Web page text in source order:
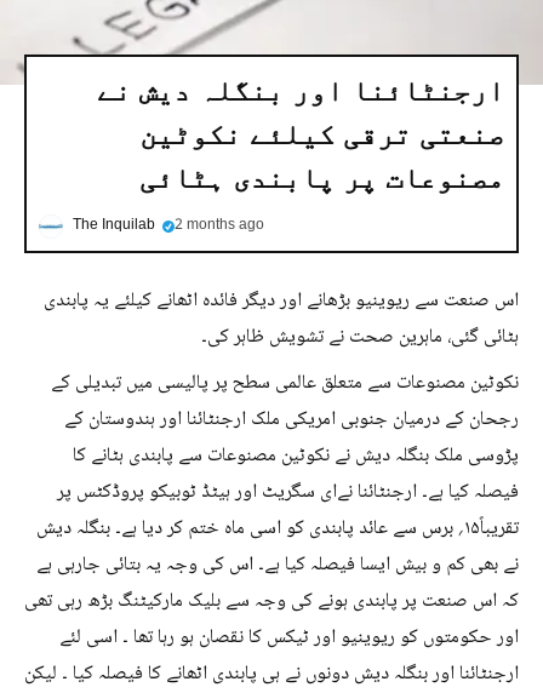
ارجنٹائنا اور بنگلہ دیش نے
صنعتی ترقی کیلئے نکوٹین
مصنوعات پر پابندی ہٹائی
The Inquilab 2 months ago
اس صنعت سے ریوینیو بڑھانے اور دیگر فائدہ اٹھانے کیلئے یہ پابندی
ہٹائی گئی، ماہرین صحت نے تشویش ظاہر کی۔
نکوٹین مصنوعات سے متعلق عالمی سطح پر پالیسی میں تبدیلی کے
رجحان کے درمیان جنوبی امریکی ملک ارجنٹائنا اور ہندوستان کے
پڑوسی ملک بنگلہ دیش نے نکوٹین مصنوعات سے پابندی ہٹانے کا
فیصلہ کیا ہے۔ ارجنٹائنا نےای سگریٹ اور ہیٹڈ ٹوبیکو پروڈکٹس پر
تقریباً۱۵؍ برس سے عائد پابندی کو اسی ماہ ختم کر دیا ہے۔ بنگلہ دیش
نے بھی کم و بیش ایسا فیصلہ کیا ہے۔ اس کی وجہ یہ بتائی جارہی ہے
کہ اس صنعت پر پابندی ہونے کی وجہ سے بلیک مارکیٹنگ بڑھ رہی تھی
اور حکومتوں کو ریوینیو اور ٹیکس کا نقصان ہو رہا تھا ۔ اسی لئے
ارجنٹائنا اور بنگلہ دیش دونوں نے ہی پابندی اٹھانے کا فیصلہ کیا ۔ لیکن